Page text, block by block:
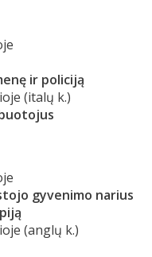
ir policiją
(italų k.)
gyvenimo narius
(anglų k.)